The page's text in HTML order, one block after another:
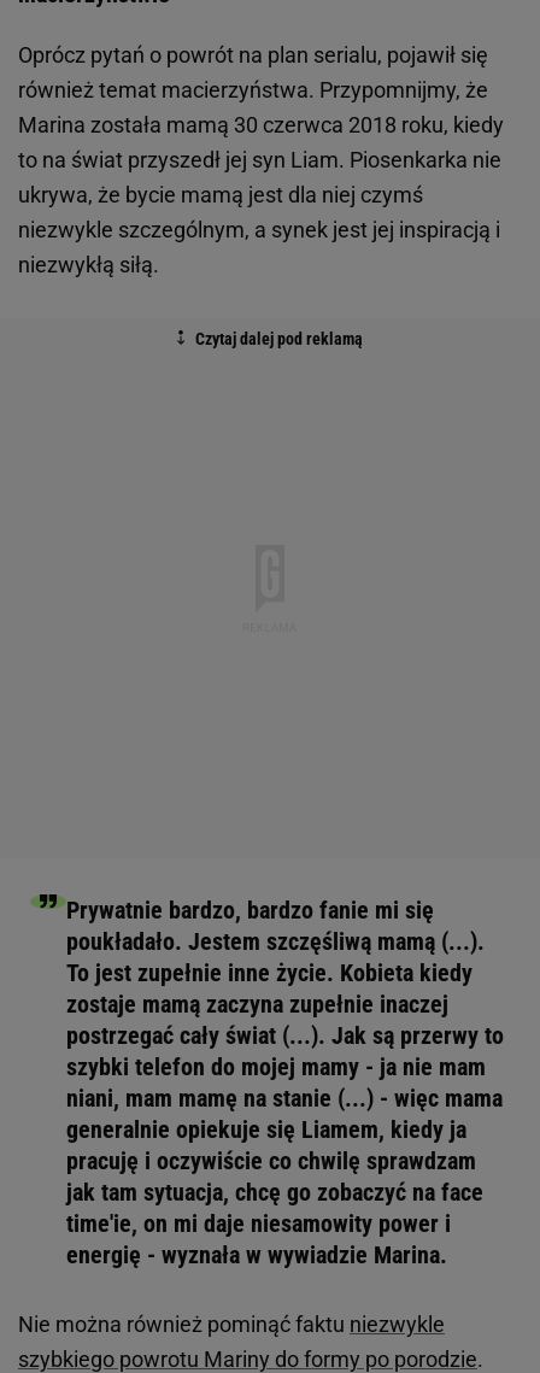
Oprócz pytań o powrót na plan serialu, pojawił się
również temat macierzyństwa. Przypomnijmy, że
Marina została mamą 30 czerwca 2018 roku, kiedy
to na świat przyszedł jej syn Liam. Piosenkarka nie
ukrywa, że bycie mamą jest dla niej czymś
niezwykle szczególnym, a synek jest jej inspiracją i
niezwykłą siłą.
Prywatnie bardzo, bardzo fanie mi się
poukładało. Jestem szczęśliwą mamą (...).
To jest zupełnie inne życie. Kobieta kiedy
zostaje mamą zaczyna zupełnie inaczej
postrzegać cały świat (...). Jak są przerwy to
szybki telefon do mojej mamy - ja nie mam
niani, mam mamę na stanie (...) - więc mama
generalnie opiekuje się Liamem, kiedy ja
pracuję i oczywiście co chwilę sprawdzam
jak tam sytuacja, chcę go zobaczyć na face
time'ie, on mi daje niesamowity power i
energię - wyznała w wywiadzie Marina.
Nie można również pominąć faktu niezwykle
szybkiego powrotu Mariny do formy po porodzie.